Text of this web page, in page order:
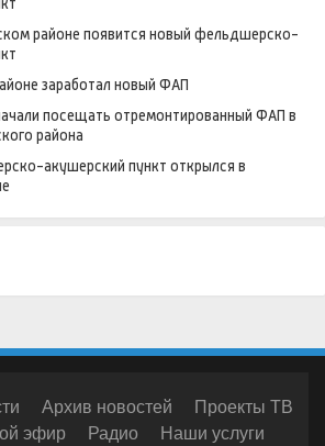
районе появится новый фельдшерско-
заработал новый ФАП
посещать отремонтированный ФАП в
района
акушерский пункт открылся в
Архив новостей
Проекты ТВ
эфир Радио
Наши услуги